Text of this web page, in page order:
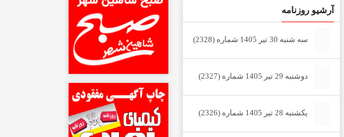
آرشیو روزنامه
سه شنبه 30 تیر 1405 شماره (2328)
دوشنبه 29 تیر 1405 شماره (2327)
یکشنبه 28 تیر 1405 شماره (2326)